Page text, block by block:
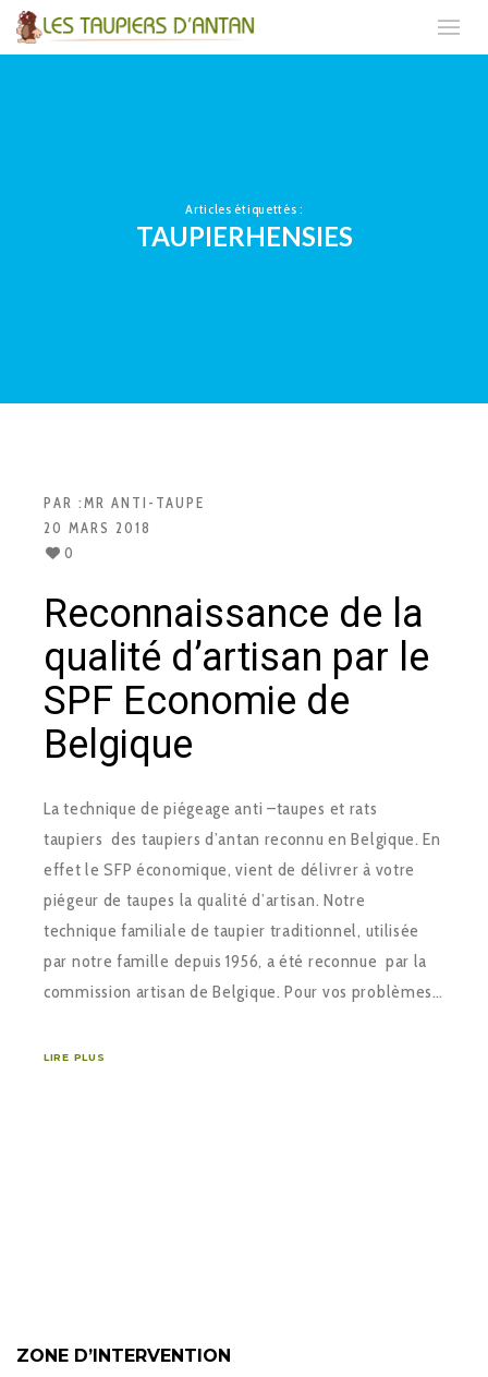
Articles étiquettés :
TAUPIERHENSIES
PAR :MR ANTI-TAUPE
20 MARS 2018
0
Reconnaissance de la
qualité d’artisan par le
SPF Economie de
Belgique
La technique de piégeage anti –taupes et rats
taupiers des taupiers d’antan reconnu en Belgique. En
effet le SFP économique, vient de délivrer à votre
piégeur de taupes la qualité d’artisan. Notre
technique familiale de taupier traditionnel, utilisée
par notre famille depuis 1956, a été reconnue par la
commission artisan de Belgique. Pour vos problèmes…
LIRE PLUS
ZONE D’INTERVENTION